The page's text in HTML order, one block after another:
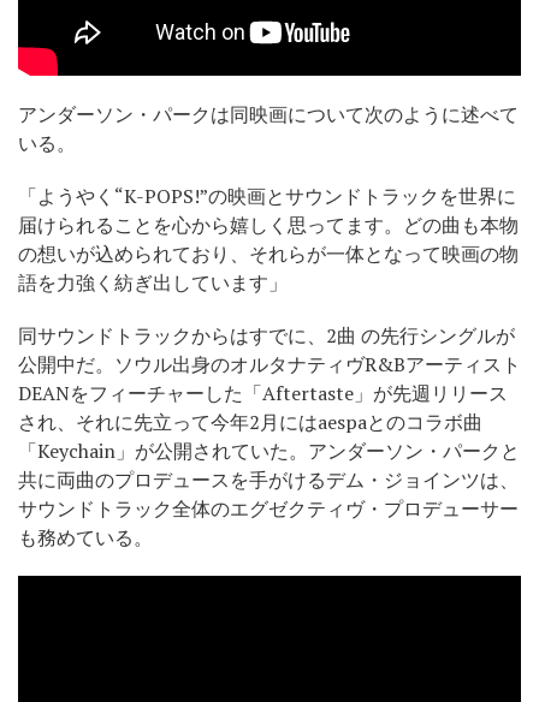
アンダーソン・パークは同映画について次のように述べて
いる。
「ようやく“K-POPS!”の映画とサウンドトラックを世界に
届けられることを心から嬉しく思ってます。どの曲も本物
の想いが込められており、それらが一体となって映画の物
語を力強く紡ぎ出しています」
同サウンドトラックからはすでに、2曲 の先行シングルが
公開中だ。ソウル出身のオルタナティヴR&Bアーティスト
DEANをフィーチャーした「Aftertaste」が先週リリース
され、それに先立って今年2月にはaespaとのコラボ曲
「Keychain」が公開されていた。アンダーソン・パークと
共に両曲のプロデュースを手がけるデム・ジョインツは、
サウンドトラック全体のエグゼクティヴ・プロデューサー
も務めている。